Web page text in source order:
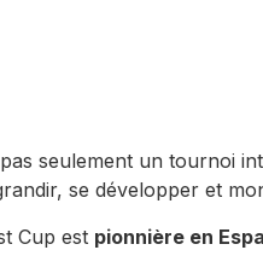
pas seulement un tournoi
se développer et
Cup est pionnière en